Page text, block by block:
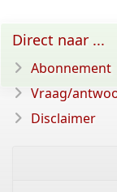
Direct naar ...
Abonnement
Vraag/
Disclaimer